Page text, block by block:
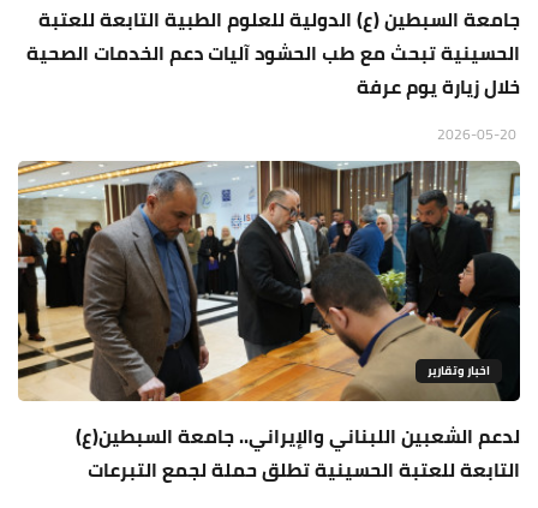
جامعة السبطين (ع) الدولية للعلوم الطبية التابعة للعتبة
الحسينية تبحث مع طب الحشود آليات دعم الخدمات الصحية
خلال زيارة يوم عرفة
اخبار وتقارير
لدعم الشعبين اللبناني والإيراني.. جامعة السبطين(ع)
التابعة للعتبة الحسينية تطلق حملة لجمع التبرعات